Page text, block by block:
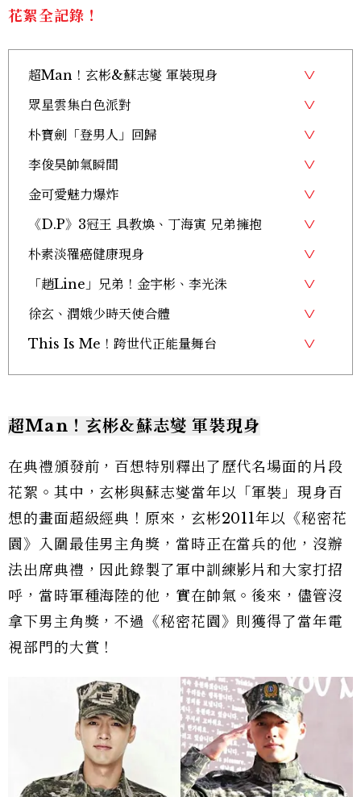
花絮全記錄！
超Man！玄彬&蘇志燮 軍裝現身
眾星雲集白色派對
朴寶劍「登男人」回歸
李俊昊帥氣瞬間
金可愛魅力爆炸
《D.P》3冠王 具教煥、丁海寅 兄弟擁抱
朴素淡罹癌健康現身
「趙Line」兄弟！金宇彬、李光洙
徐玄、潤娥少時天使合體
This Is Me！跨世代正能量舞台
超Man！玄彬&蘇志燮 軍裝現身
在典禮頒發前，百想特別釋出了歷代名場面的片段
花絮。其中，玄彬與蘇志燮當年以「軍裝」現身百
想的畫面超級經典！原來，玄彬2011年以《秘密花
園》入圍最佳男主角獎，當時正在當兵的他，沒辦
法出席典禮，因此錄製了軍中訓練影片和大家打招
呼，當時軍種海陸的他，實在帥氣。後來，儘管沒
拿下男主角獎，不過《秘密花園》則獲得了當年電
視部門的大賞！